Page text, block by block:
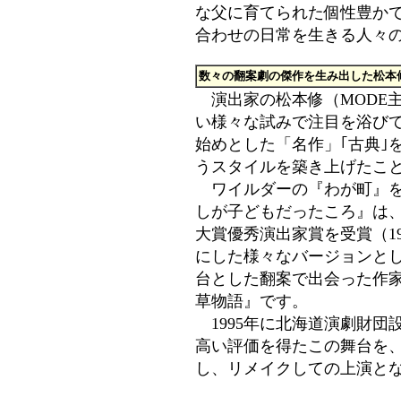
な父に育てられた個性豊か
合わせの日常を生きる人々
数々の翻案劇の傑作を生み出した松本
演出家の松本修（MODE
い様々な試みで注目を浴び
始めとした「名作」｢古典｣
うスタイルを築き上げたこ
ワイルダーの『わが町』
しが子どもだったころ』は
大賞優秀演出家賞を受賞（
にした様々なバージョンと
台とした翻案で出会った作
草物語』です。
1995年に北海道演劇財団
高い評価を得たこの舞台を
し、リメイクしての上演と